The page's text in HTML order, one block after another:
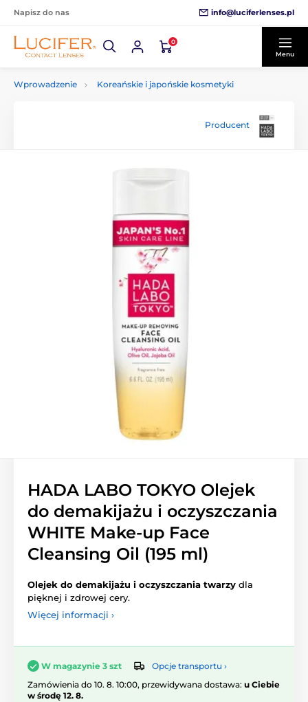
Napisz do nas info@luciferlenses.pl
0
Menu
Wprowadzenie Koreańskie i japońskie kosmetyki
Producent
HADA LABO TOKYO Olejek
do demakijażu i oczyszczania
WHITE Make-up Face
Cleansing Oil (195 ml)
Olejek do demakijażu i oczyszczania twarzy dla
pięknej i zdrowej cery.
Więcej informacji ›
W magazynie 3 szt
Opcje transportu ›
Zamówienia do 10. 8. 10:00, przewidywana dostawa: u Ciebie
w środę 12. 8.